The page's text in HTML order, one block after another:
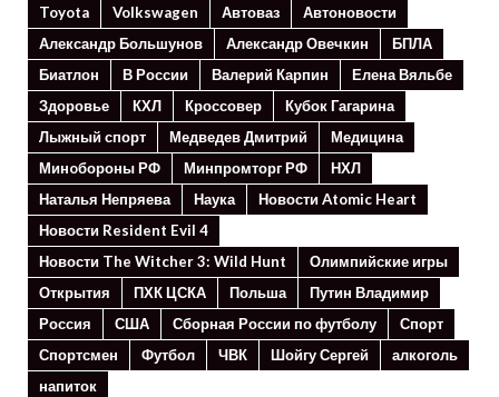
Toyota
Volkswagen Автоваз
Автоновости
Александр Большунов
Александр Овечкин
БПЛА
Биатлон
В России Валерий Карпин
Елена Вяльбе
Здоровье
КХЛ Кроссовер
Кубок Гагарина
Лыжный спорт
Медведев Дмитрий
Медицина
Минoбороны РФ
Минпромторг РФ
НХЛ
Наталья Непряева
Наука
Новости Atomic Heart
Новости Resident Evil 4
Новости The Witcher 3: Wild Hunt
Олимпийские игры
Открытия
ПХК ЦСКА Польша
Путин Владимир
Россия
США Сборная России по футболу
Спорт
Спортсмен
Футбол ЧВК Шойгу Сергей
алкоголь
напиток